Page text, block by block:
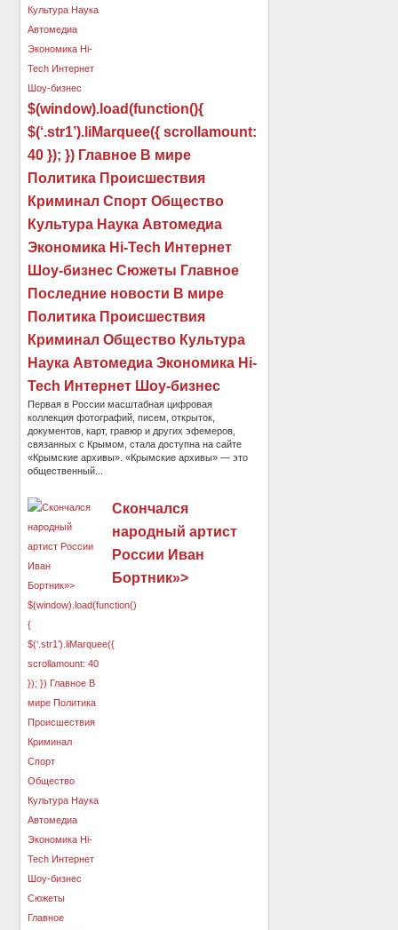
$(window).load(function(){
$(‘.str1’).liMarquee({ scrollamount:
40 }); }) Главное В мире
Политика Происшествия
Криминал Спорт Общество
Культура Наука Автомедиа
Экономика Hi-Tech Интернет
Шоу-бизнес Сюжеты Главное
Последние новости В мире
Политика Происшествия
Криминал Общество Культура
Наука Автомедиа Экономика Hi-
Tech Интернет Шоу-бизнес
Первая в России масштабная цифровая
коллекция фотографий, писем, открыток,
документов, карт, гравюр и других эфемеров,
связанных с Крымом, стала доступна на сайте
«Крымские архивы». «Крымские архивы» — это
общественный...
Скончался
народный артист
России Иван
Бортник»>